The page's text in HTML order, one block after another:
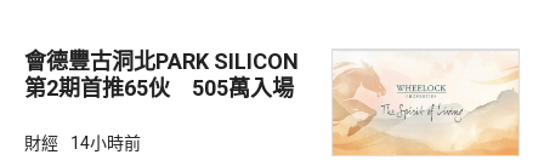
會德豐古洞北PARK SILICON
第2期首推65伙 505萬入場
財經 14小時前